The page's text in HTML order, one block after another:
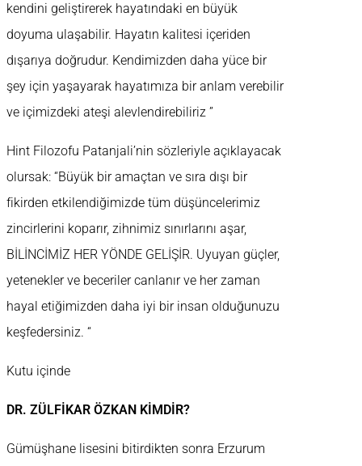
kendini geliştirerek hayatındaki en büyük
doyuma ulaşabilir. Hayatın kalitesi içeriden
dışarıya doğrudur. Kendimizden daha yüce bir
şey için yaşayarak hayatımıza bir anlam verebilir
ve içimizdeki ateşi alevlendirebiliriz ”
Hint Filozofu Patanjali’nin sözleriyle açıklayacak
olursak: “Büyük bir amaçtan ve sıra dışı bir
fikirden etkilendiğimizde tüm düşüncelerimiz
zincirlerini koparır, zihnimiz sınırlarını aşar,
BİLİNCİMİZ HER YÖNDE GELİŞİR. Uyuyan güçler,
yetenekler ve beceriler canlanır ve her zaman
hayal etiğimizden daha iyi bir insan olduğunuzu
keşfedersiniz. “
Kutu içinde
DR. ZÜLFİKAR ÖZKAN KİMDİR?
Gümüşhane lisesini bitirdikten sonra Erzurum